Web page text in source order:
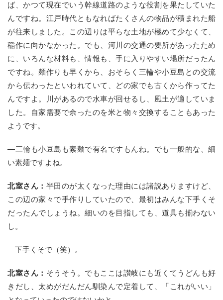
ば、かつて現在でいう幹線道路のような役割を果たしていた
んですね。江戸時代ともなればたくさんの物品が積まれた船
が往来しました。この辺りは平らな土地が極めて少なくて、
稲作に向かなかった。でも、河川の交通の要所があったため
に、いろんな材料も、情報も、手に入りやすい場所だったん
ですね。麺作りも早くから、おそらく三輪や小豆島との交流
から伝わったといわれていて、どの家でも古くから作ってた
んですよ。川があるので水車が回せるし、風土が適していま
した。自家需要で余ったのを米と物々交換することもあった
ようです。
—三輪も小豆島も素麺で有名ですもんね。でも一般的な、細
い素麺ですよね。
北室さん： 半田のが太くなった理由には諸説ありますけど、
この辺の家々で手作りしていたので、最初はみんな下手くそ
だったんでしょうね。細いのを目指しても、道具も揃わない
し。
—下手くそで（笑）。
北室さん： そうそう。でもここは讃岐にも近くてうどんも好
きだし、太めがだんだん馴染んで定着して、「これがいい」